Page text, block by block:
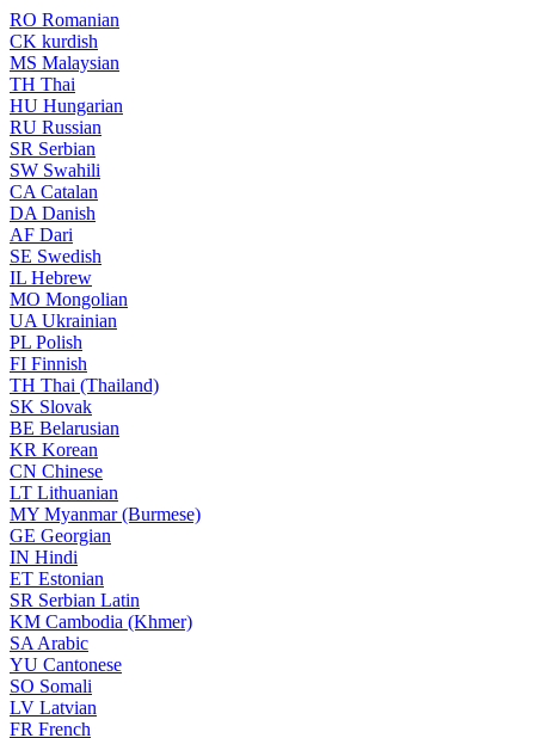
RO Romanian
CK kurdish
MS Malaysian
TH Thai
HU Hungarian
RU Russian
SR Serbian
SW Swahili
CA Catalan
DA Danish
AF Dari
SE Swedish
IL Hebrew
MO Mongolian
UA Ukrainian
PL Polish
FI Finnish
TH Thai (Thailand)
SK Slovak
BE Belarusian
KR Korean
CN Chinese
LT Lithuanian
MY Myanmar (Burmese)
GE Georgian
IN Hindi
ET Estonian
SR Serbian Latin
KM Cambodia (Khmer)
SA Arabic
YU Cantonese
SO Somali
LV Latvian
FR French